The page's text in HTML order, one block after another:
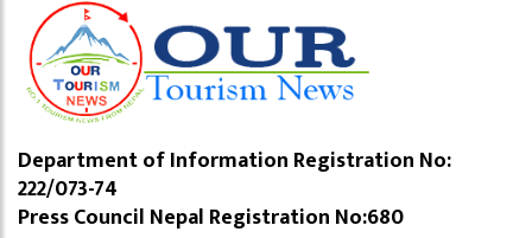
Department of Information Registration No:
222/073-74
Press Council Nepal Registration No:680